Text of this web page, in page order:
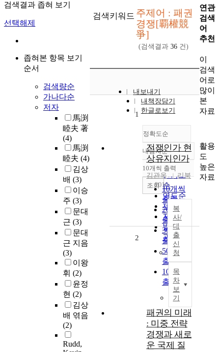
검색결과 좁혀 보기
선택해제
좁혀본 항목 보기
순서
검색량순
가나다순
저자
馬渕
睦夫 著
(4)
馬渕
睦夫 (4)
김상
배 (3)
이승
주 (3)
문대
근 (3)
문대
근 지음
(3)
이왕
휘 (2)
윤정
현 (2)
김상
배 엮음
(2)
Rudd,
검색키워드 주제어 : 패권
경쟁[覇權競
爭]
(검색결과 36 건)
내보내기
내책장담기
한글로보기
정확도순
정확도
순
인기도
순
연도순
제목순
저자순
발행기
관순
내림차순
내림차순
10개씩 출력
10개씩
출력
20개씩
출력
30개씩
출력
50개씩
출력
100개씩
출력
조회
1
전쟁인가 현
상유지인가
김관옥
리북
2016
복
사/
대
출
신
청
목
차
보
기
2
패권의 미래
: 미중 전략
경쟁과 새로
운 국제 질
연관
검색
어
추천
이
검색
어로
많이
본
자료
활용
도
높은
자료